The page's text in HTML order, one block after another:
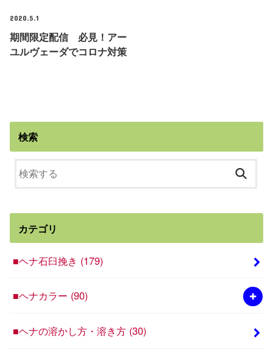
2020.5.1
期間限定配信 必見！アー
ユルヴェーダでコロナ対策
検索
カテゴリ
■ヘナ石臼挽き (179)
■ヘナカラー (90)
■ヘナの溶かし方・溶き方 (30)